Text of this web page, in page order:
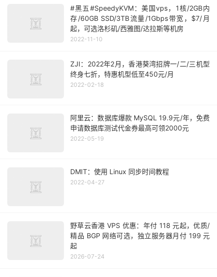
#黑五#SpeedyKVM：美国vps，1核/2GB内
存/60GB SSD/3TB流量/1Gbps带宽，$7/月
起，可选洛杉矶/西雅图/达拉斯等机房
2022-11-10
ZJI：2022年2月，香港葵湾招牌一/二/三机型
终身七折，特惠机型低至450元/月
2022-02-18
阿里云：数据库爆款 MySQL 19.9元/年，免费
申请数据库测试代金券最高可领2000元
2022-05-19
DMIT：使用 Linux 同步时间教程
2022-04-27
野草云香港 VPS 优惠：年付 118 元起，优质/
精品 BGP 网络可选，独立服务器月付 199 元
起
2026-07-24